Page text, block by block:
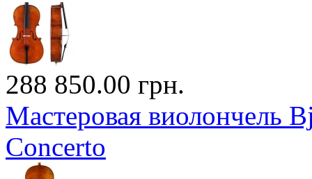
288 850.00 грн.
Мастеровая виолончель
Concerto